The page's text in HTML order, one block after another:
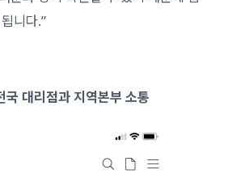
니다.”
국 대리점과 지역본부 소통